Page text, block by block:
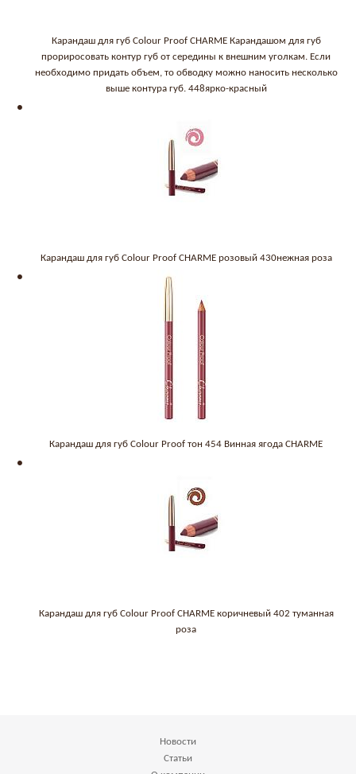
Карандаш для губ Colour Proof CHARME Карандашом для губ
прориросовать контур губ от середины к внешним уголкам. Если
необходимо придать объем, то обводку можно наносить несколько
выше контура губ. 448ярко-красный
Карандаш для губ Colour Proof CHARME розовый 430нежная роза
Карандаш для губ Colour Proof тон 454 Винная ягода CHARME
Карандаш для губ Colour Proof CHARME коричневый 402 туманная
роза
Новости
Статьи